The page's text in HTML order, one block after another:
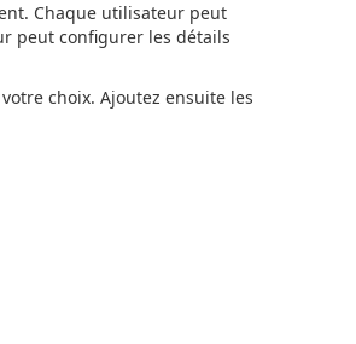
Chaque utilisateur peut
peut configurer les détails
choix. Ajoutez ensuite les